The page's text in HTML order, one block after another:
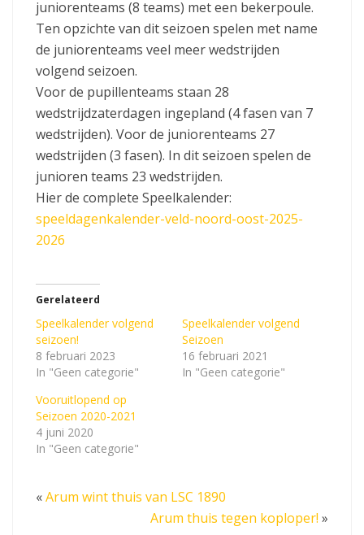
juniorenteams (8 teams) met een bekerpoule.
Ten opzichte van dit seizoen spelen met name
de juniorenteams veel meer wedstrijden
volgend seizoen.
Voor de pupillenteams staan 28
wedstrijdzaterdagen ingepland (4 fasen van 7
wedstrijden). Voor de juniorenteams 27
wedstrijden (3 fasen). In dit seizoen spelen de
junioren teams 23 wedstrijden.
Hier de complete Speelkalender:
speeldagenkalender-veld-noord-oost-2025-
2026
Gerelateerd
Speelkalender volgend
seizoen!
8 februari 2023
In "Geen categorie"
Speelkalender volgend
Seizoen
16 februari 2021
In "Geen categorie"
Vooruitlopend op
Seizoen 2020-2021
4 juni 2020
In "Geen categorie"
«Arum wint thuis van LSC 1890
Arum thuis tegen koploper! »